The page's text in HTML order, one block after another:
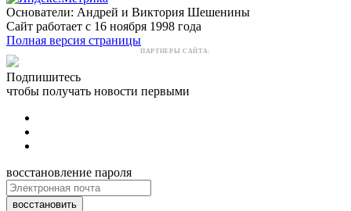
Основатели: Андрей и Виктория Шешенины
Сайт работает с 16 ноября 1998 года
Полная версия страницы
ПАРТНЕРЫ САЙТА:
Подпишитесь
чтобы получать новости первыми
восстановление пароля
восстановить